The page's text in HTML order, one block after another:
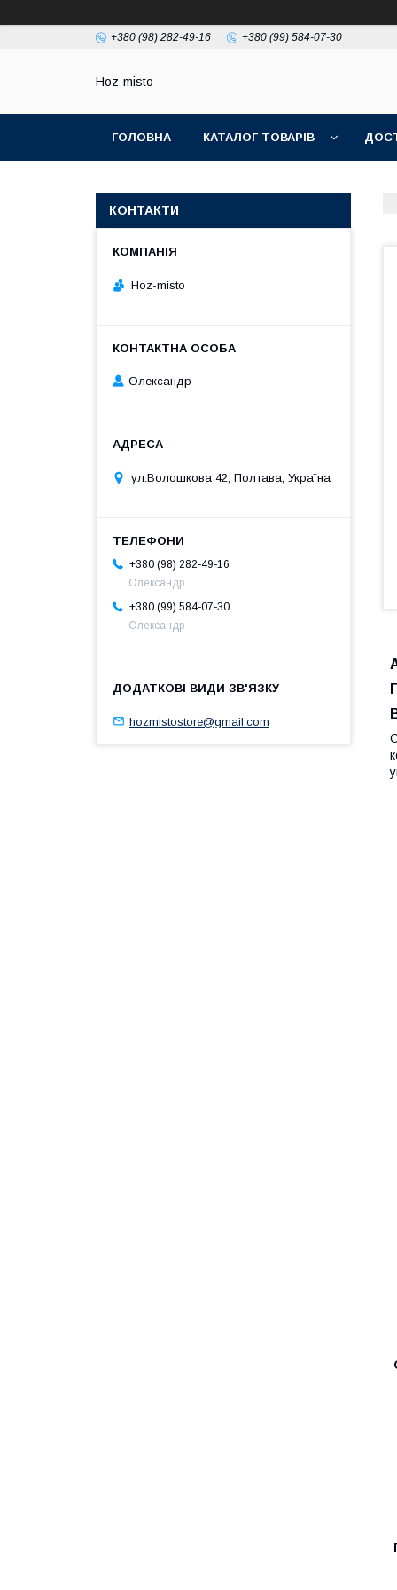
+380 (98) 282-49-16 +380 (99) 584-07-30
Hoz-misto
ГОЛОВНА КАТАЛОГ ТОВАРІВ
КОНТАКТИ
Hoz-misto
Олександр
ул.Волошкова 42, Полтава, Україна
+380 (98) 282-49-16
Олександр
+380 (99) 584-07-30
Олександр
hozmistostore@gmail.com